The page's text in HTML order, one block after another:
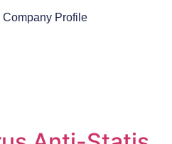
Company Profile